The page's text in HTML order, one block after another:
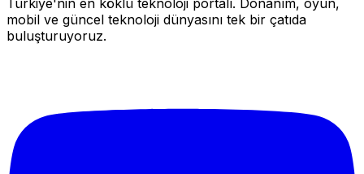
Türkiye'nin en köklü teknoloji portalı. Donanım, oyun,
mobil ve güncel teknoloji dünyasını tek bir çatıda
buluşturuyoruz.